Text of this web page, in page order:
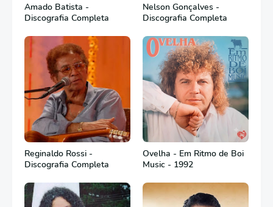
Amado Batista -
Discografia Completa
Nelson Gonçalves -
Discografia Completa
Reginaldo Rossi -
Discografia Completa
Ovelha - Em Ritmo de Boi
Music - 1992